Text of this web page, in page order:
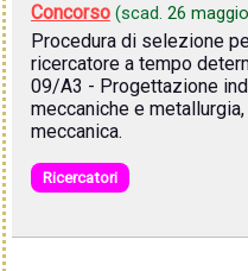
Concorso (scad. 26
Procedura di selezione
ricercatore a tempo
09/A3 - Progettazione
meccaniche e
meccanica.
Ricercatori